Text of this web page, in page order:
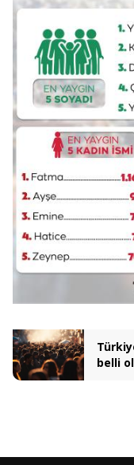
belli